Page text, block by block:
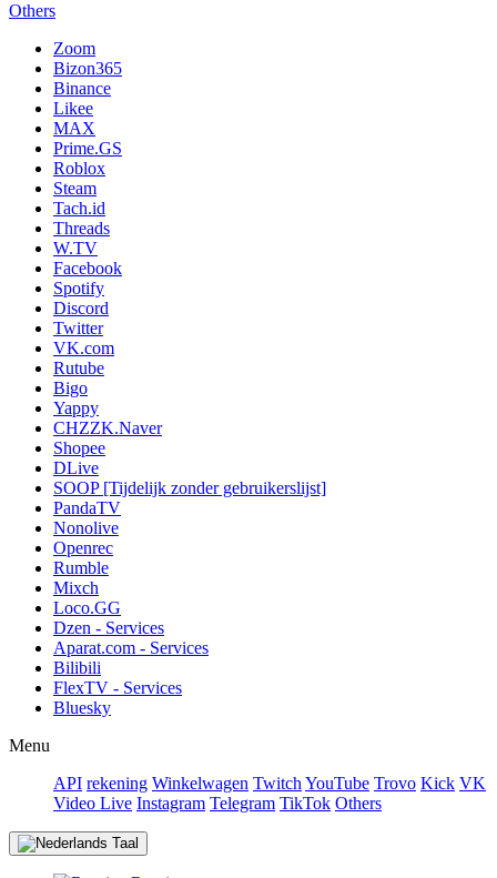
Others
Zoom
Bizon365
Binance
Likee
MAX
Prime.GS
Roblox
Steam
Tach.id
Threads
W.TV
Facebook
Spotify
Discord
Twitter
VK.com
Rutube
Bigo
Yappy
CHZZK.Naver
Shopee
DLive
SOOP [Tijdelijk zonder gebruikerslijst]
PandaTV
Nonolive
Openrec
Rumble
Mixch
Loco.GG
Dzen - Services
Aparat.com - Services
Bilibili
FlexTV - Services
Bluesky
Menu
API rekening Winkelwagen Twitch YouTube Trovo Kick VK
Video Live Instagram Telegram TikTok Others
Taal